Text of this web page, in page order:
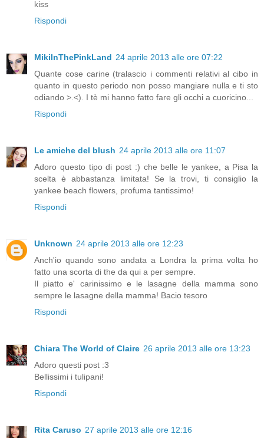
kiss
Rispondi
MikiInThePinkLand 24 aprile 2013 alle ore 07:22
Quante cose carine (tralascio i commenti relativi al cibo in
quanto in questo periodo non posso mangiare nulla e ti sto
odiando >.<). I tè mi hanno fatto fare gli occhi a cuoricino...
Rispondi
Le amiche del blush 24 aprile 2013 alle ore 11:07
Adoro questo tipo di post :) che belle le yankee, a Pisa la
scelta è abbastanza limitata! Se la trovi, ti consiglio la
yankee beach flowers, profuma tantissimo!
Rispondi
Unknown 24 aprile 2013 alle ore 12:23
Anch'io quando sono andata a Londra la prima volta ho
fatto una scorta di the da qui a per sempre.
Il piatto e' carinissimo e le lasagne della mamma sono
sempre le lasagne della mamma! Bacio tesoro
Rispondi
Chiara The World of Claire 26 aprile 2013 alle ore 13:23
Adoro questi post :3
Bellissimi i tulipani!
Rispondi
Rita Caruso 27 aprile 2013 alle ore 12:16